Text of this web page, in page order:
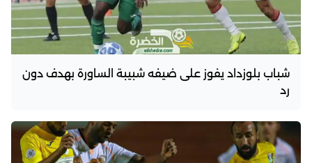
شباب بلوزداد يفوز على ضيفه شبيبة الساورة بهدف دون
رد